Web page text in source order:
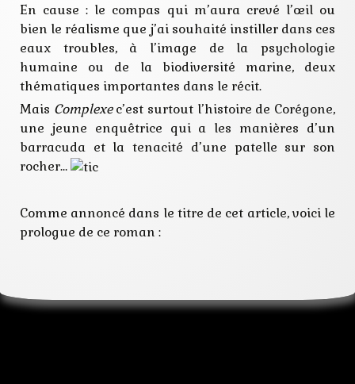
poisson
policier
rebelle
roman
science
sous-marin
station
traumatisme
En cause : le compas qui m’aura crevé l’œil ou
bien le réalisme que j’ai souhaité instiller dans ces
eaux troubles, à l’image de la psychologie
humaine ou de la biodiversité marine, deux
thématiques importantes dans le récit.
Mais Complexec’est surtout l’histoire de Corégone,
une jeune enquêtrice qui a les manières d’un
barracuda et la tenacité d’une patelle sur son
rocher…
Comme annoncé dans le titre de cet article, voici le
prologue de ce roman :